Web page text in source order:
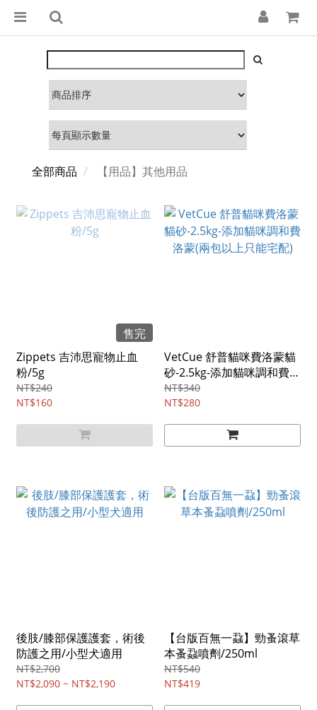
全部商品 【用品】其他用品
售完
Zippets 吉沛思寵物止血
粉/5g
NT$240
NT$160
VetCue 舒普貓咪費洛蒙貓
砂-2.5kg-添加貓咪調和費洛
蒙(兩包以上只能宅配)
NT$340
NT$280
後肢/膝部保護護套，術後
防護之用/小型犬適用
NT$2,700
NT$2,090 ~ NT$2,190
【台版百無一蝨】勁蚤滾草
本蚤蝨噴劑/250ml
NT$540
NT$419